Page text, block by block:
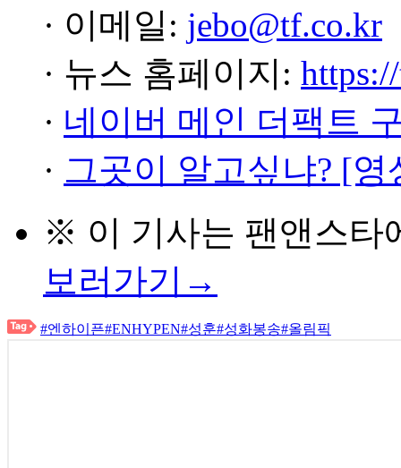
· 이메일: jebo@tf.co.kr
· 뉴스 홈페이지:
· 네이버 메인 더팩트
· 그곳이 알고싶냐? [
※ 이 기사는 팬앤스타
보러가기→
#엔하이픈#ENHYPEN#성훈#성화봉송#올림픽